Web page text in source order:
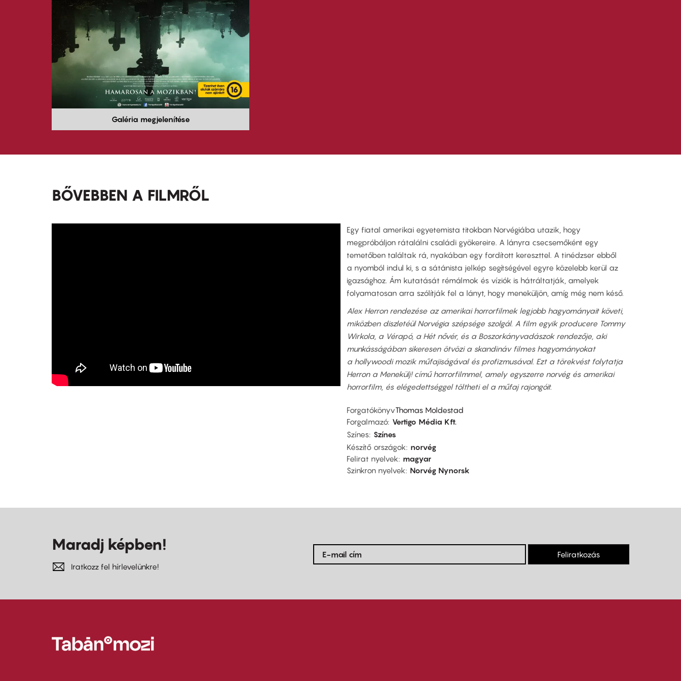
Galéria megjelenítése
BŐVEBBEN A FILMRŐL
Egy fiatal amerikai egyetemista titokban Norvégiába utazik, hogy
megpróbáljon rátalálni családi gyökereire. A lányra csecsemőként egy
temetőben találtak rá, nyakában egy fordított kereszttel. A tinédzser ebből
a nyomból indul ki, s a sátánista jelkép segítségével egyre közelebb kerül az
igazsághoz. Ám kutatását rémálmok és víziók is hátráltatják, amelyek
folyamatosan arra szólítják fel a lányt, hogy meneküljön, amíg még nem késő.
Alex Herron rendezése az amerikai horrorfilmek legjobb hagyományait követi,
miközben diszletéül Norvégia szépsége szolgál. A film egyik producere Tommy
Wirkola, a Vérapó, a Hét nővér, és a Boszorkányvadászok rendezője, aki
munkásságában sikeresen ötvözi a skandináv filmes hagyományokat
a hollywoodi mozik műfajiságával és profizmusával. Ezt a törekvést folytatja
Herron a Menekülj! című horrorfilmmel, amely egyszerre norvég és amerikai
horrorfilm, és elégedettséggel töltheti el a műfaj rajongóit.
ForgatókönyvThomas Moldestad
Forgalmazó Vertigo Média Kft.
Színes Színes
Készítő országok
norvég
Felirat nyelvek
magyar
Szinkron nyelvek
Norvég Nynorsk
Maradj képben!
Iratkozz fel hírlevelünkre!
Feliratkozás